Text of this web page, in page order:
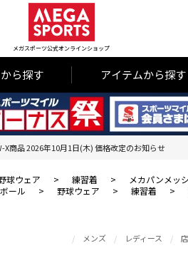
メガスポーツ公式オンラインショップ
ら探す アイテムから探す
X商品 2026年10月1日(木) 価格改定のお知らせ
球ウェア > 練習着 >
メカパンメッ
ール > 野球ウェア > 練習着 >
メンズ レディース